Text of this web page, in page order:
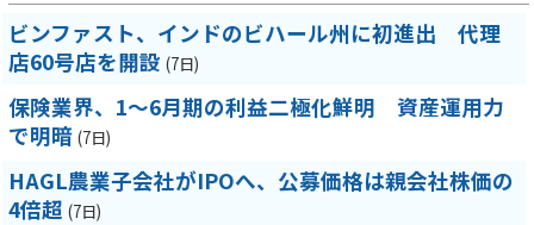
ビンファスト、インドのビハール州に初進出 代理
店60号店を開設 (7日)
保険業界、1～6月期の利益二極化鮮明 資産運用力
で明暗 (7日)
HAGL農業子会社がIPOへ、公募価格は親会社株価の
4倍超 (7日)